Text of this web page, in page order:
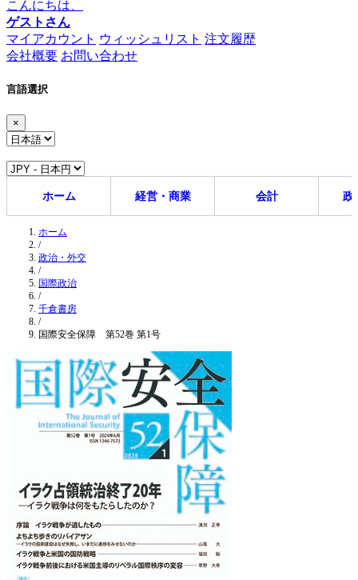
こんにちは、
ゲストさん
マイアカウント ウィッシュリスト 注文履歴
会社概要 お問い合わせ
言語選択
×
ホーム 経営・商業 会計 政
ホーム
/
政治・外交
/
国際政治
/
千倉書房
/
国際安全保障 第52巻 第1号